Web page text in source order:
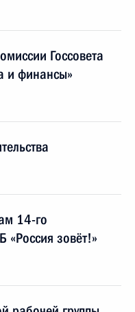
Госсовета
и финансы»
14-го
«Россия зовёт!»